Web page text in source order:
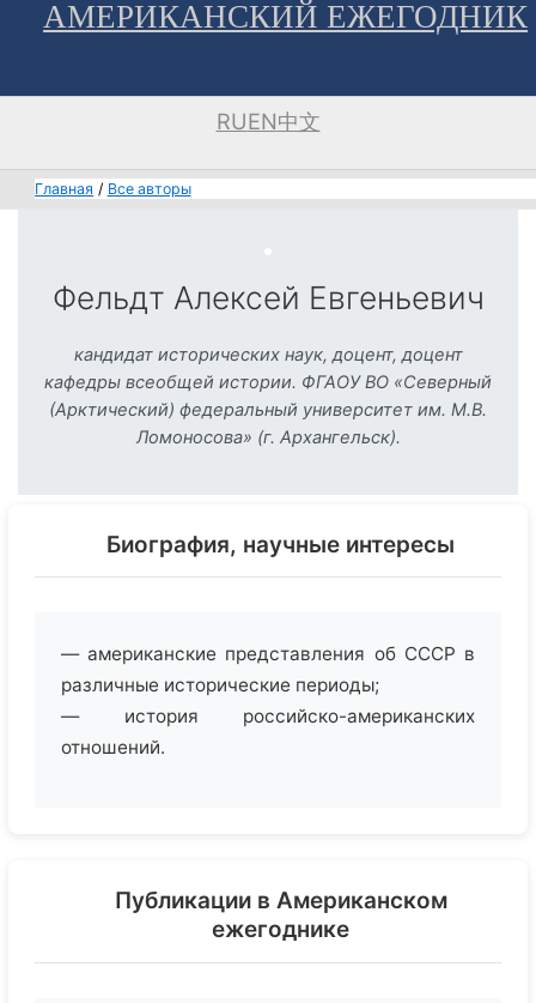
ПерейтиАМЕРИКАНСКИЙ ЕЖЕГОДНИК
RUEN中文
Главная Все авторы
Фельдт Алексей Евгеньевич
кандидат исторических наук, доцент, доцент
кафедры всеобщей истории. ФГАОУ ВО «Северный
(Арктический) федеральный университет им. М.В.
Ломоносова» (г. Архангельск).
Биография, научные интересы
— американские представления об СССР в
различные исторические периоды;
— история российско-американских
отношений.
Публикации в Американском
ежегоднике